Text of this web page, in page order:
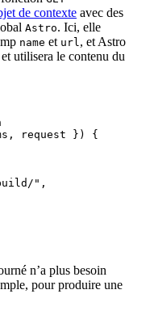
de contexte avec des
Astro. Ici, elle
name et url, et Astro
utilisera le contenu du
, request } )
{
" ,
n’a plus besoin
pour produire une